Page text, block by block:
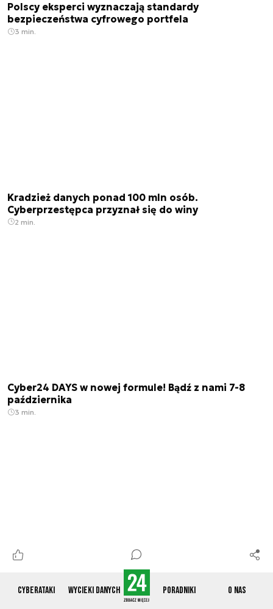
Cyberataki Wycieki danych Poradniki O nas
Polscy eksperci wyznaczają standardy
bezpieczeństwa cyfrowego portfela
3 min.
Kradzież danych ponad 100 mln osób.
Cyberprzestępca przyznał się do winy
2 min.
Cyber24 DAYS w nowej formule! Bądź z nami 7-8
października
3 min.
Oszuści zaciągnęli pożyczkę. Sąd stanął po stronie
klienta